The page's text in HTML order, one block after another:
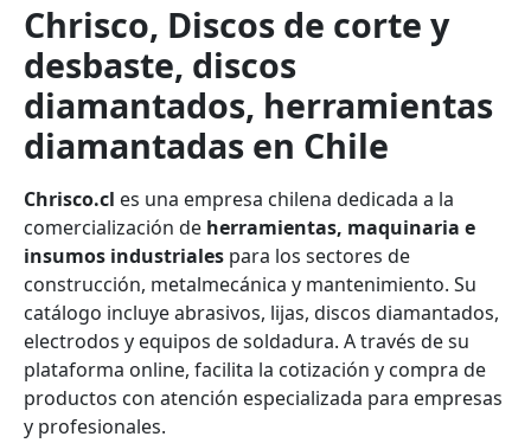
Chrisco, Discos de corte y
desbaste, discos
diamantados, herramientas
diamantadas en Chile
Chrisco.cl es una empresa chilena dedicada a la
comercialización de herramientas, maquinaria e
insumos industriales para los sectores de
construcción, metalmecánica y mantenimiento. Su
catálogo incluye abrasivos, lijas, discos diamantados,
electrodos y equipos de soldadura. A través de su
plataforma online, facilita la cotización y compra de
productos con atención especializada para empresas
y profesionales.